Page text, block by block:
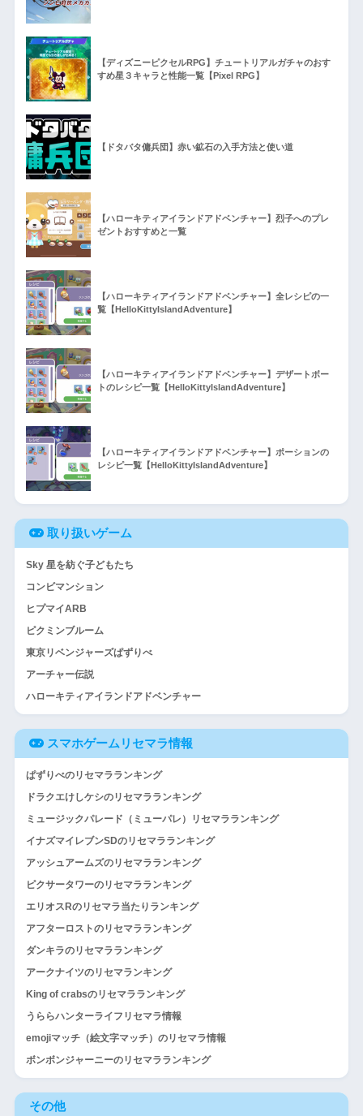
【ディズニーピクセルRPG】チュートリアルガチャのおす
すめ星３キャラと性能一覧【Pixel RPG】
【ドタバタ傭兵団】赤い鉱石の入手方法と使い道
【ハローキティアイランドアドベンチャー】烈子へのプレ
ゼントおすすめと一覧
【ハローキティアイランドアドベンチャー】全レシピの一
覧【HelloKittyIslandAdventure】
【ハローキティアイランドアドベンチャー】デザートボー
トのレシピ一覧【HelloKittyIslandAdventure】
【ハローキティアイランドアドベンチャー】ポーションの
レシピ一覧【HelloKittyIslandAdventure】
取り扱いゲーム
Sky 星を紡ぐ子どもたち
コンビマンション
ヒプマイARB
ピクミンブルーム
東京リベンジャーズぱずりべ
アーチャー伝説
ハローキティアイランドアドベンチャー
スマホゲームリセマラ情報
ぱずりべのリセマラランキング
ドラクエけしケシのリセマラランキング
ミュージックパレード（ミューパレ）リセマラランキング
イナズマイレブンSDのリセマラランキング
アッシュアームズのリセマラランキング
ピクサータワーのリセマラランキング
エリオスRのリセマラ当たりランキング
アフターロストのリセマラランキング
ダンキラのリセマラランキング
アークナイツのリセマランキング
King of crabsのリセマラランキング
うららハンターライフリセマラ情報
emojiマッチ（絵文字マッチ）のリセマラ情報
ボンボンジャーニーのリセマラランキング
その他